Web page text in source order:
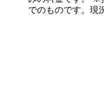
でのものです。現